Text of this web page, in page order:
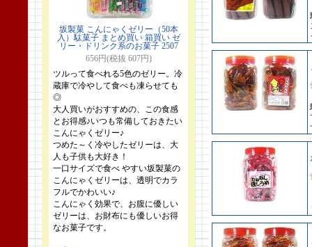
坂製菓 こんにゃくゼリー（50本
入）駄菓子 まとめ買い 箱買い ゼ
リー・ドリンク系のお菓子 2507
656円(税抜 607円)
ツルって食べれる5色のゼリー。冷
蔵庫で冷やして食べも凍らせても
◎
大人買いがおすすめの、この食感
とお得感♪いつも常備しておきたい
こんにゃくゼリー♪
つめた～く冷やしたゼリーは、大
人も子供も大好き！
一口サイズで食べ やすい坂製菓の
こんにゃくゼリーは、透明でカラ
フルでかわいい♪
こんにゃく効果で、お腹に優しい
ゼリーは、お財布にも優しいお得
なお菓子です。